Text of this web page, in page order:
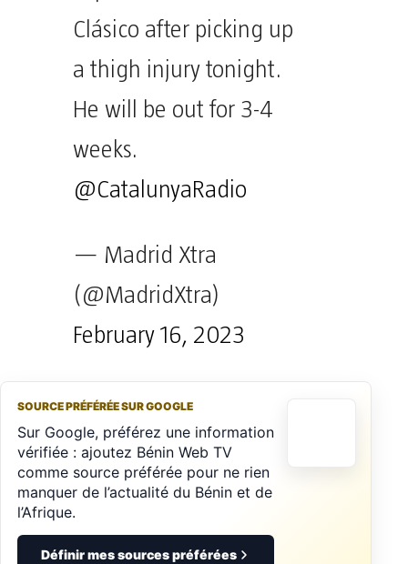
Clásico after picking up
a thigh injury tonight.
He will be out for 3-4
weeks.
@CatalunyaRadio
— Madrid Xtra
(@MadridXtra)
February 16, 2023
SOURCE PRÉFÉRÉE SUR GOOGLE
Sur Google, préférez une information
vérifiée : ajoutez Bénin Web TV
comme source préférée pour ne rien
manquer de l’actualité du Bénin et de
l’Afrique.
Définir mes sources préférées